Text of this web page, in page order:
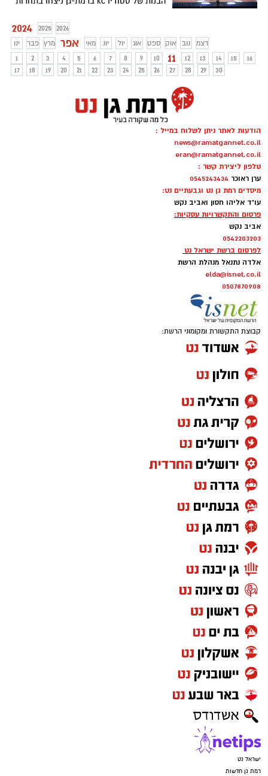
2024 2025
2026
ינו
פבר מרץ אפר מאי יונ יול אוג ספט אוק נוב
דצמ
1
2 3 4 5 6 7 8 9 10 11 12 13 14 15
16
17
18 19 20 21 22 23 24 25 26 27 28 29 30
הודעות לאתר ניתן לשלוח במייל :
news@ramatgannet.co.il
eran@ramatgannet.co.il
טלפון ליצירת קשר :
ערן ראוכר 0545243434
מיסדים רמת גן נט וגבעתיים נט:
עו"ד אליהו חסון ואביב נקש
פרסום והתקשרויות עסקיות:
אביב נקש
0542203203
לפרסום ברשת ישראל נט
אלדה נתנאל מנהלת הרשת
elda@isnet.co.il
0507870908
קבוצת התקשורת ומקומוני הרשת:
ישראל נט
רמת גן חדשות